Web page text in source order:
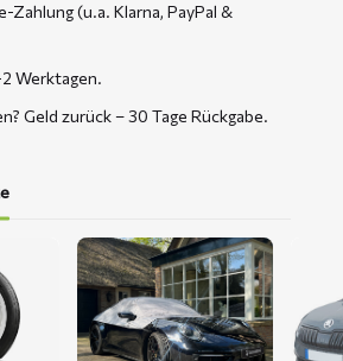
Zahlung (u.a. Klarna, PayPal &
Werktagen.
Geld zurück – 30 Tage Rückgabe.
Mehr
lesen
über
ROOF
über
BLIZZ